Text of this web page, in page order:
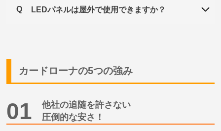
Q LEDパネルは屋外で使用できますか？
カードローナの5つの強み
01
他社の追随を許さない
圧倒的な安さ ！